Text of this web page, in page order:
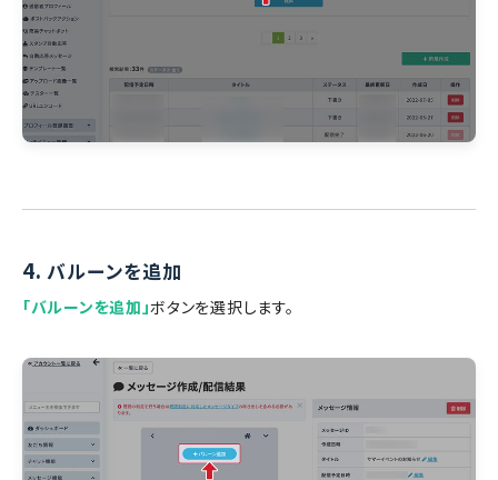
4. バルーンを追加
「バルーンを追加」ボタンを選択します。